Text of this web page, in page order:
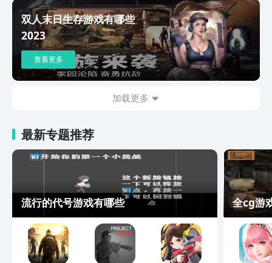
双人末日生存游戏有哪些
2023
查看更多
加载更多
最新专题推荐
流行的代号游戏有哪些 全cg游